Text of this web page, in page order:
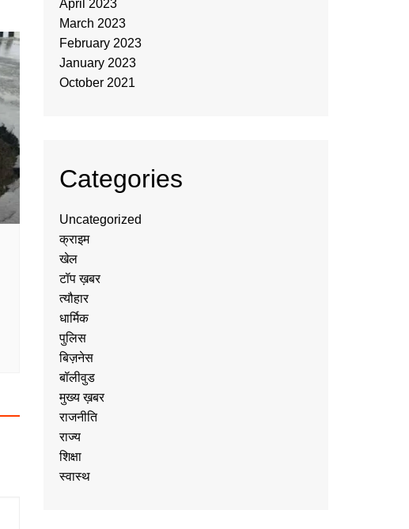
April 2023
March 2023
February 2023
January 2023
October 2021
Categories
Uncategorized
क्राइम
खेल
टॉप ख़बर
त्यौहार
धार्मिक
पुलिस
बिज़नेस
बॉलीवुड
मुख्य ख़बर
राजनीति
राज्य
शिक्षा
स्वास्थ